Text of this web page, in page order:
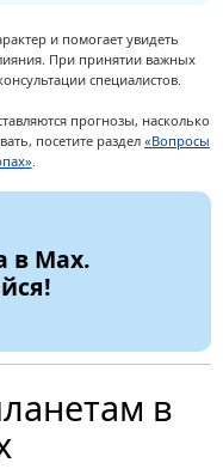
и помогает увидеть
При принятии важных
специалистов.
прогнозы, насколько
посетите раздел «Вопросы
в Max.
в